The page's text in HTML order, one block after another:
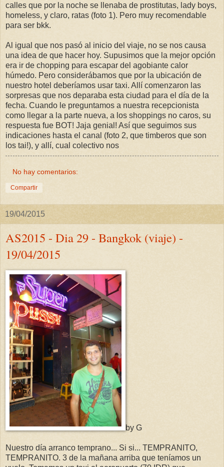
calles que por la noche se llenaba de prostitutas, lady boys,
homeless, y claro, ratas (foto 1). Pero muy recomendable
para ser bkk.
Al igual que nos pasó al inicio del viaje, no se nos causa
una idea de que hacer hoy. Supusimos que la mejor opción
era ir de chopping para escapar del agobiante calor
húmedo. Pero considerábamos que por la ubicación de
nuestro hotel deberíamos usar taxi. Allí comenzaron las
sorpresas que nos deparaba esta ciudad para el día de la
fecha. Cuando le preguntamos a nuestra recepcionista
como llegar a la parte nueva, a los shoppings no caros, su
respuesta fue BOT! Jaja genial! Así que seguimos sus
indicaciones hasta el canal (foto 2, que timberos que son
los tai!), y allí, cual colectivo nos
No hay comentarios:
Compartir
19/04/2015
AS2015 - Dia 29 - Bangkok (viaje) -
19/04/2015
by G
Nuestro día arranco temprano... Si si... TEMPRANITO,
TEMPRANITO. 3 de la mañana arriba que teníamos un